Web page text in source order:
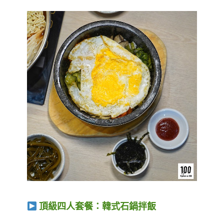
頂級四人套餐：韓式石鍋拌飯